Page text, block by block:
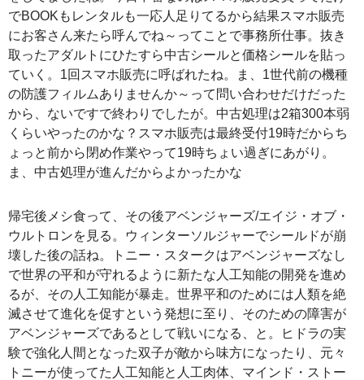
でBOOKもレンタルも一応人足りてるから結果スマホ販売
にお客さん来たら呼んでね～ってことで事務所仕事。抜き
取ったアダルトにひたすら中古シールと価格シールを貼っ
ていく。1回スマホ販売に呼ばれたね。ま、1世代前の機種
の防護フィルムありませんか～って問い合わせだけだった
から、ないですで終わりでしたが。中古処理は2箱300本弱
くらいやったのかな？スマホ販売は最終受付19時だからち
ょっと前から閉め作業やって19時ちょい過ぎにあがり。
ま、中古処理が進んだからよかったかな
帰宅後メシ食って、その後アベンジャーズ/エイジ・オブ・
ウルトロンを見る。ウィンターソルジャーでシールドが崩
壊した後の話ね。トニー・スタークはアベンジャーズなし
で世界の平和が守れるように新たな人工知能の開発を進め
るが、その人工知能が暴走。世界平和のためには人類を絶
滅させて進化を促すという発想に至り、そのための障害が
アベンジャーズであるとして戦いになる、と。ヒドラの実
験で強化人間となった双子が敵から味方になったり、元々
トニーが使ってた人工知能と人工肉体、マインド・ストー